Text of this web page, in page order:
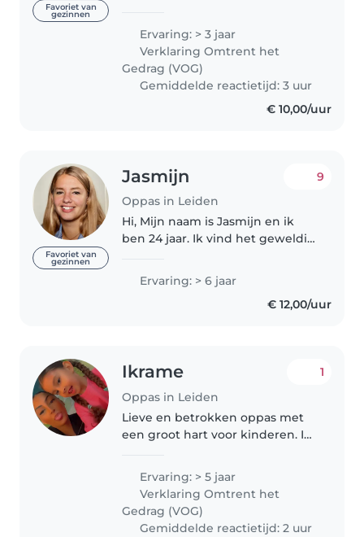
Favoriet van
gezinnen
leven juf worden, en nu kan ik
dat eindelijk waar gaan maken!..
Ervaring: > 3 jaar
Verklaring Omtrent het
Gedrag (VOG)
Gemiddelde reactietijd: 3 uur
€ 10,00/uur
Favoriet van
gezinnen
Jasmijn
Oppas in Leiden
9
Hi, Mijn naam is Jasmijn en ik
ben 24 jaar. Ik vind het geweldig
al op sinds ik 14 jaar ben, dus ik
heb aardig ervaring. Ik heb al in
Ervaring: > 6 jaar
€ 12,00/uur
Ikrame
Oppas in Leiden
1
Lieve en betrokken oppas met
een groot hart voor kinderen. Ik
verantwoordelijk, en vind het
belangrijk dat kinderen zich
veilig en op hun gemak voelen...
Ervaring: > 5 jaar
Verklaring Omtrent het
Gedrag (VOG)
Gemiddelde reactietijd: 2 uur